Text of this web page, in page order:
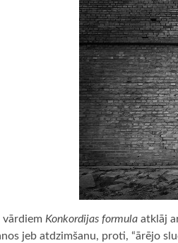
vārdiem Konkordijas formula atklāj
jeb atdzimšanu, proti, “ārējo